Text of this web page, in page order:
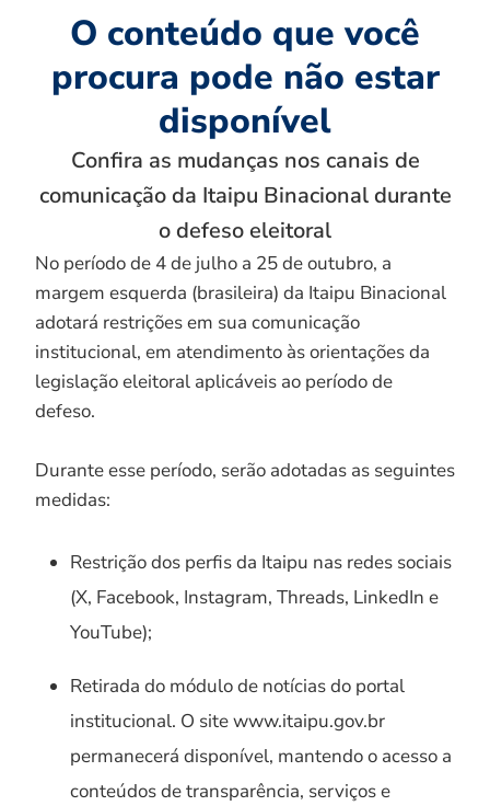
O conteúdo que você
procura pode não estar
disponível
Confira as mudanças nos canais de
comunicação da Itaipu Binacional durante
o defeso eleitoral
No período de 4 de julho a 25 de outubro, a
margem esquerda (brasileira) da Itaipu Binacional
adotará restrições em sua comunicação
institucional, em atendimento às orientações da
legislação eleitoral aplicáveis ao período de
defeso.
Durante esse período, serão adotadas as seguintes
medidas:
Restrição dos perfis da Itaipu nas redes sociais
(X, Facebook, Instagram, Threads, LinkedIn e
YouTube);
Retirada do módulo de notícias do portal
institucional. O site www.itaipu.gov.br
permanecerá disponível, mantendo o acesso a
conteúdos de transparência, serviços e